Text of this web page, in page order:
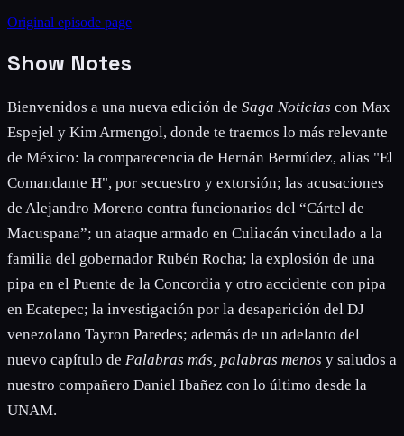
Original episode page
Show Notes
Bienvenidos a una nueva edición de Saga Noticias con Max
Espejel y Kim Armengol, donde te traemos lo más relevante
de México: la comparecencia de Hernán Bermúdez, alias "El
Comandante H", por secuestro y extorsión; las acusaciones
de Alejandro Moreno contra funcionarios del “Cártel de
Macuspana”; un ataque armado en Culiacán vinculado a la
familia del gobernador Rubén Rocha; la explosión de una
pipa en el Puente de la Concordia y otro accidente con pipa
en Ecatepec; la investigación por la desaparición del DJ
venezolano Tayron Paredes; además de un adelanto del
nuevo capítulo de Palabras más, palabras menos y saludos a
nuestro compañero Daniel Ibañez con lo último desde la
UNAM.